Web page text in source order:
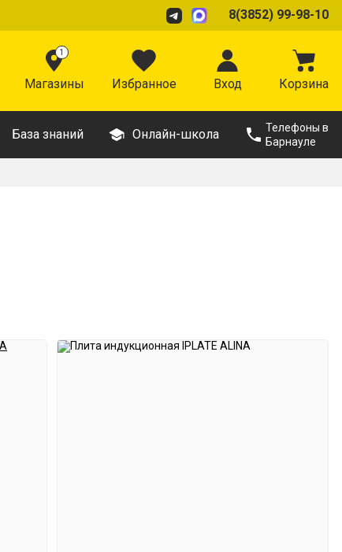
8(3852) 99-98-10
1
Магазины Избранное Вход Корзина
База знаний Онлайн-школа
Телефоны в
Барнауле